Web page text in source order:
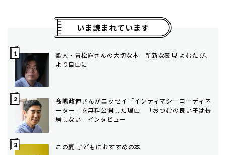
いま読まれています
歌人・青松輝さんの大切な本 斬新な表現 よむたび、
より自由に
髙嶋政伸さんがエッセイ「インティマシーコーディネ
ーター」を無料公開した理由 「おつむの良い子は長
居しない」インタビュー
この夏 子どもにおすすめの本